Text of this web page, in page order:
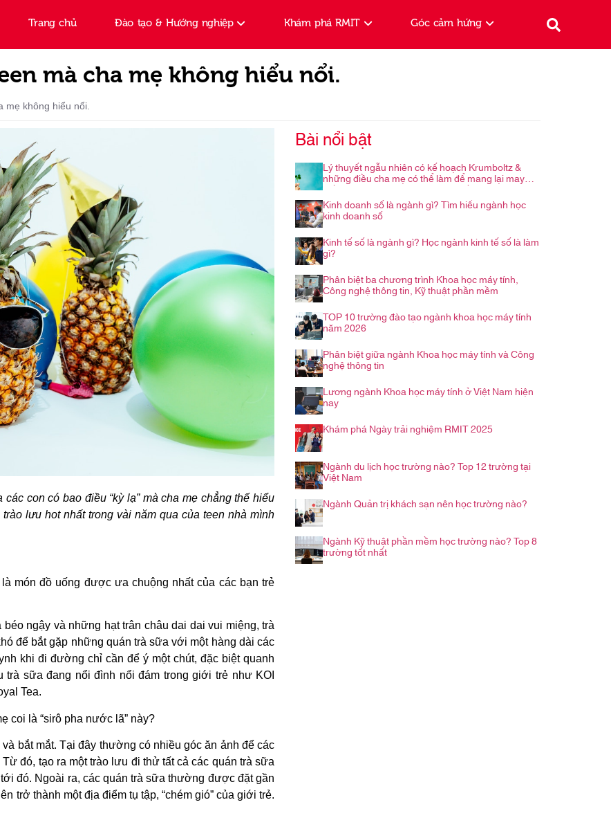
Trang chủ Đào tạo & Hướng nghiệp Khám phá RMIT Góc cảm hứng
mà cha mẹ không hiểu nổi.
mẹ không hiểu nổi.
con có bao điều “kỳ lạ” mà cha mẹ chẳng thế hiểu
lưu hot nhất trong vài năm qua của teen nhà mình
món đồ uống được ưa chuộng nhất của các bạn trẻ
ngậy và những hạt trân châu dai dai vui miệng, trà
để bắt gặp những quán trà sữa với một hàng dài các
khi đi đường chỉ cần để ý một chút, đặc biệt quanh
sữa đang nổi đình nổi đám trong giới trẻ như KOI
Tea.
coi là “sirô pha nước lã” này?
bắt mắt. Tại đây thường có nhiều góc ăn ảnh để các
đó, tạo ra một trào lưu đi thử tất cả các quán trà sữa
đó. Ngoài ra, các quán trà sữa thường được đặt gần
trở thành một địa điểm tụ tập, “chém gió” của giới trẻ.
Bài nổi bật
Lý thuyết ngẫu nhiên có kế hoạch Krumboltz &
những điều cha mẹ có thể làm để mang lại may
mắn cho con trong hành trình nghề nghiệp
Kinh doanh số là ngành gì? Tìm hiểu ngành học
kinh doanh số
Kinh tế số là ngành gì? Học ngành kinh tế số là làm
gì?
Phân biệt ba chương trình Khoa học máy tính,
Công nghệ thông tin, Kỹ thuật phần mềm
TOP 10 trường đào tạo ngành khoa học máy tính
năm 2026
Phân biệt giữa ngành Khoa học máy tính và Công
nghệ thông tin
Lương ngành Khoa học máy tính ở Việt Nam hiện
nay
Khám phá Ngày trải nghiệm RMIT 2025
Ngành du lịch học trường nào? Top 12 trường tại
Việt Nam
Ngành Quản trị khách sạn nên học trường nào?
Ngành Kỹ thuật phần mềm học trường nào? Top 8
trường tốt nhất